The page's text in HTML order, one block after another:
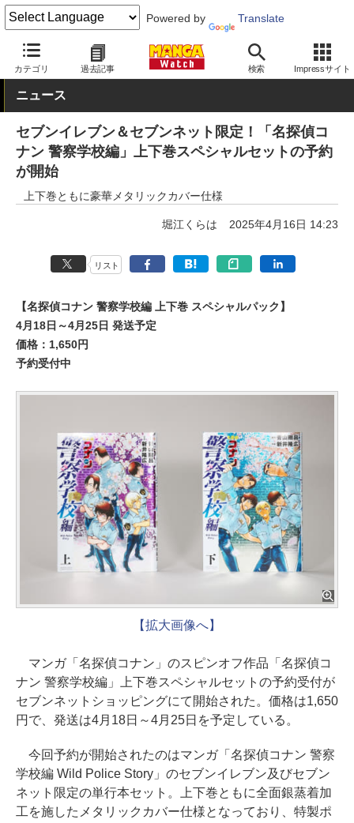
Powered by Translate
カテゴリ 過去記事 検索 Impressサイト
MANGA Watch 少年 名探偵コナン
ニュース
セブンイレブン＆セブンネット限定！「名探偵コ
ナン 警察学校編」上下巻スペシャルセットの予約
が開始
上下巻ともに豪華メタリックカバー仕様
堀江くらは 2025年4月16日 14:23
リスト
【名探偵コナン 警察学校編 上下巻 スペシャルパック】
4月18日～4月25日 発送予定
価格：1,650円
予約受付中
【拡大画像へ】
マンガ「名探偵コナン」のスピンオフ作品「名探偵コ
ナン 警察学校編」上下巻スペシャルセットの予約受付が
セブンネットショッピングにて開始された。価格は1,650
円で、発送は4月18日～4月25日を予定している。
今回予約が開始されたのはマンガ「名探偵コナン 警察
学校編 Wild Police Story」のセブンイレブン及びセブン
ネット限定の単行本セット。上下巻ともに全面銀蒸着加
工を施したメタリックカバー仕様となっており、特製ポ